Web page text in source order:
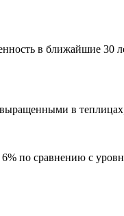
в ближайшие 30
в
по сравнению с